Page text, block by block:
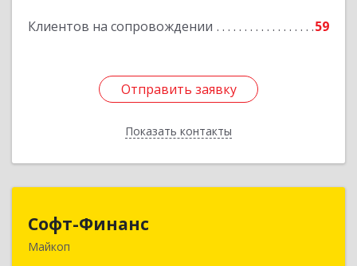
Клиентов на сопровождении 59
Отправить заявку
Показать контакты
Отправить заявку
Назад
Софт-Финанс
Майкоп385006, Адыгея Респ, Майкоп г, Калинина ул,